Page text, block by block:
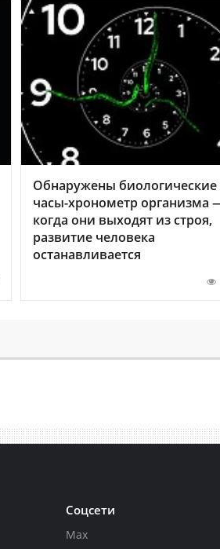
Обнаружены биологические
часы-хронометр организма
когда они выходят из строя,
развитие человека
останавливается
Соцсети
Max